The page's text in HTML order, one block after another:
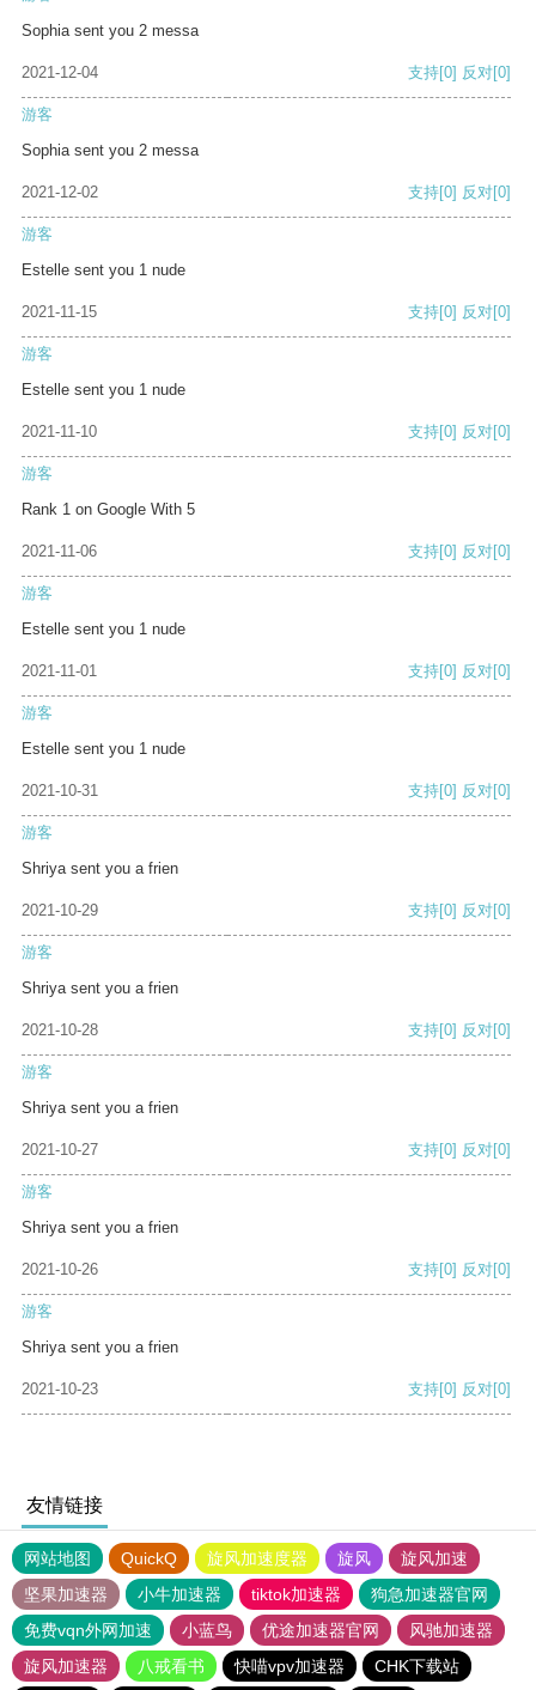
Sophia sent you 2 messa
2021-12-04 支持[0] 反对[0]
游客
Sophia sent you 2 messa
2021-12-02 支持[0] 反对[0]
游客
Estelle sent you 1 nude
2021-11-15 支持[0] 反对[0]
游客
Estelle sent you 1 nude
2021-11-10 支持[0] 反对[0]
游客
Rank 1 on Google With 5
2021-11-06 支持[0] 反对[0]
游客
Estelle sent you 1 nude
2021-11-01 支持[0] 反对[0]
游客
Estelle sent you 1 nude
2021-10-31 支持[0] 反对[0]
游客
Shriya sent you a frien
2021-10-29 支持[0] 反对[0]
游客
Shriya sent you a frien
2021-10-28 支持[0] 反对[0]
游客
Shriya sent you a frien
2021-10-27 支持[0] 反对[0]
游客
Shriya sent you a frien
2021-10-26 支持[0] 反对[0]
游客
Shriya sent you a frien
2021-10-23 支持[0] 反对[0]
友情链接
网站地图 QuickQ 旋风加速度器 旋风
旋风加速
坚果加速器
小牛加速器 tiktok加速器
狗急加速器官网
免费vqn外网加速
小蓝鸟 优途加速器官网
风驰加速器
旋风加速器
八戒看书 快喵vpv加速器 CHK下载站